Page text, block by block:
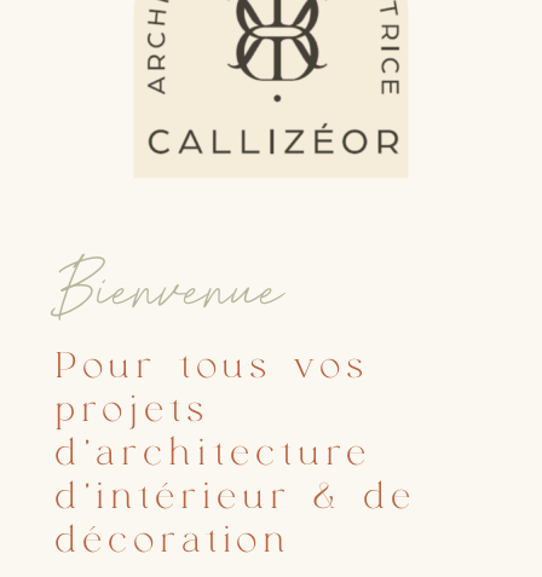
Bienvenue
Pour tous vos
projets
d’architecture
d’intérieur & de
décoration